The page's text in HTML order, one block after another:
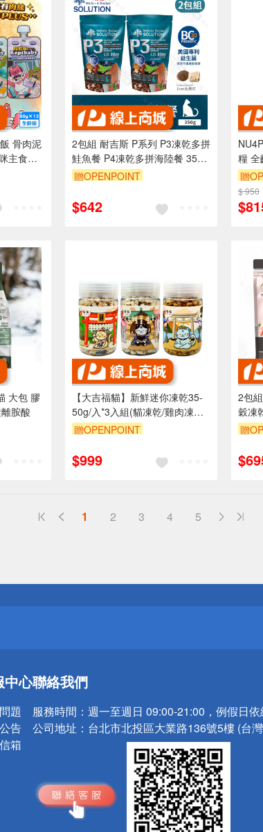
骨肉泥
主食軟
健品添
2包組 耐吉斯 P系列 P3凍乾多拼
鮭魚餐 P4凍乾多拼海陸餐 350g
凍乾飼料 專利益生菌優質蛋白
贈OPENPOINT
$642
糧 全
野莓
贈
$ 950
包 膠
胺酸
【大吉福貓】新鮮迷你凍乾35-
50g/入*3入組(貓凍乾/雞肉凍乾/
鱈魚凍乾/鮭魚凍乾)
贈OPENPOINT
$999
2包
穀凍
質肉
贈
1 2 3 4 5
中心
題
告
箱
聯絡我們
服務時間： 週一至週日 09:00-21:00，例假日
公司地址： 台北市北投區大業路136號5樓 (台